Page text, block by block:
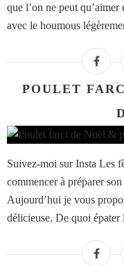
que l’on ne peut
avec le houmous
POULET
Suivez-moi sur Insta Les
commencer à préparer
Aujourd’hui je vous
délicieuse. De quoi épater